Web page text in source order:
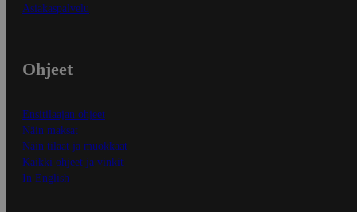
Asiakaspalvelu
Ohjeet
Ensitilaajan ohjeet
Näin maksat
Näin tilaat ja muokkaat
Kaikki ohjeet ja vinkit
In English